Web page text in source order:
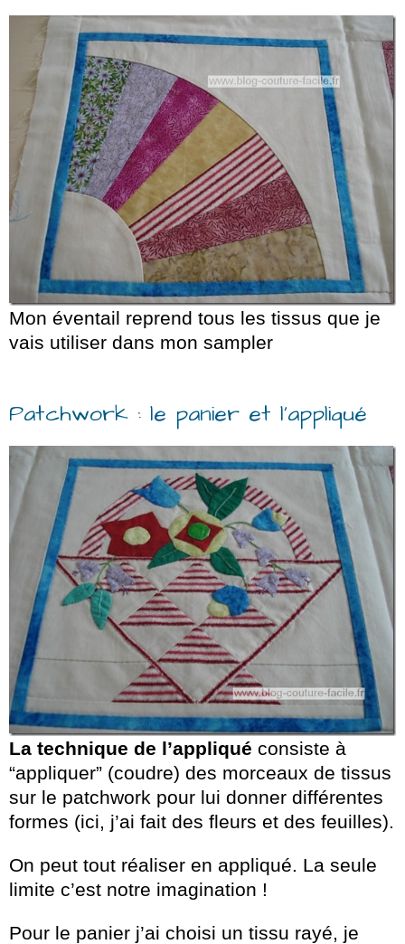
Mon éventail reprend tous les tissus que je
vais utiliser dans mon sampler
Patchwork : le panier et l’appliqué
La technique de l’appliqué consiste à
“appliquer” (coudre) des morceaux de tissus
sur le patchwork pour lui donner différentes
formes (ici, j’ai fait des fleurs et des feuilles).
On peut tout réaliser en appliqué. La seule
limite c’est notre imagination !
Pour le panier j’ai choisi un tissu rayé, je